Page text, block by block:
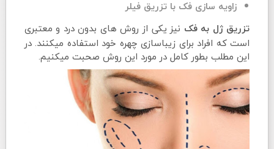
زاویه سازی فک با تزریق فیلر
تزریق ژل به فک نیز یکی از روش های بدون درد و معتبری
است که افراد برای زیباسازی چهره خود استفاده میکنند. در
این مطلب بطور کامل در مورد این روش صحبت میکنیم.